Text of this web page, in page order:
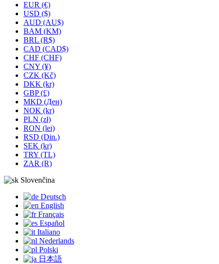
EUR (€)
USD ($)
AUD (AU$)
BAM (KM)
BRL (R$)
CAD (CAD$)
CHF (CHF)
CNY (¥)
CZK (Kč)
DKK (kr)
GBP (£)
MKD (Ден)
NOK (kr)
PLN (zł)
RON (lei)
RSD (Din.)
SEK (kr)
TRY (TL)
ZAR (R)
Slovenčina
Deutsch
English
Français
Español
Italiano
Nederlands
Polski
日本語